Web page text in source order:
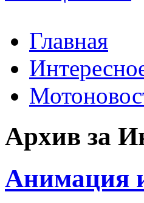
Главная
Архив за
Анимация